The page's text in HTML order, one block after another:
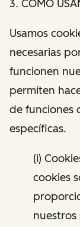
3. CÓMO
Usamos
necesarias
funcionen
permiten
de funciones
específicas.
(i)
cookies
nuestros